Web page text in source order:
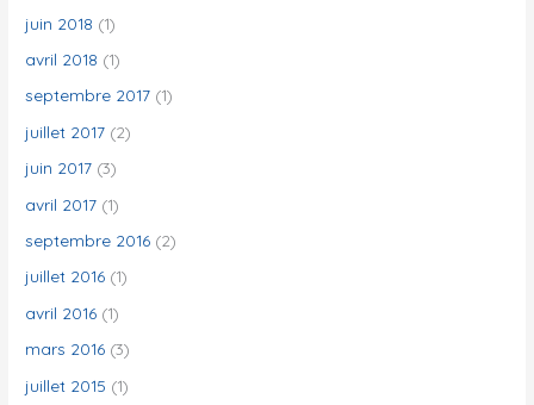
juin 2018 (1)
avril 2018 (1)
septembre 2017 (1)
juillet 2017 (2)
juin 2017 (3)
avril 2017 (1)
septembre 2016 (2)
juillet 2016 (1)
avril 2016 (1)
mars 2016 (3)
juillet 2015 (1)